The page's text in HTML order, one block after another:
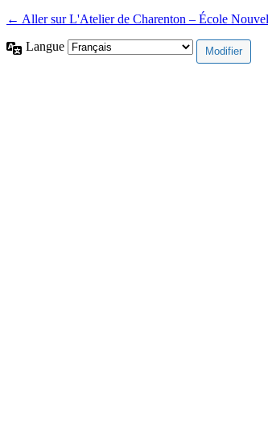
← Aller sur L'Atelier de Charenton – École
Langue